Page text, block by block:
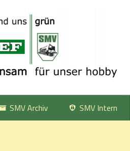
SMV Intern
SMV Archiv